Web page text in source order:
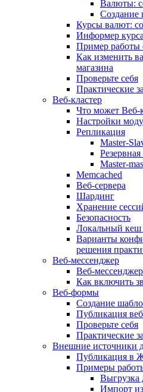
Валюты:
Создание
Курсы валют:
Информер
Пример работы
Как изменить
магазина
Проверьте себя
Практические
Веб-кластер
Что может Веб-
Настройки
Репликация
Master-
Master-
Memcached
Веб-сервера
Шардинг
Хранение
Безопасность
Локальный кеш
Варианты
решения
Веб-мессенджер
Веб-
Как включить
Веб-формы
Создание
Публикация
Проверьте себя
Практические
Внешние источники
Публикация в
Примеры
Импорт